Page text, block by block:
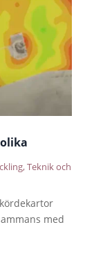
,Teknik och
med